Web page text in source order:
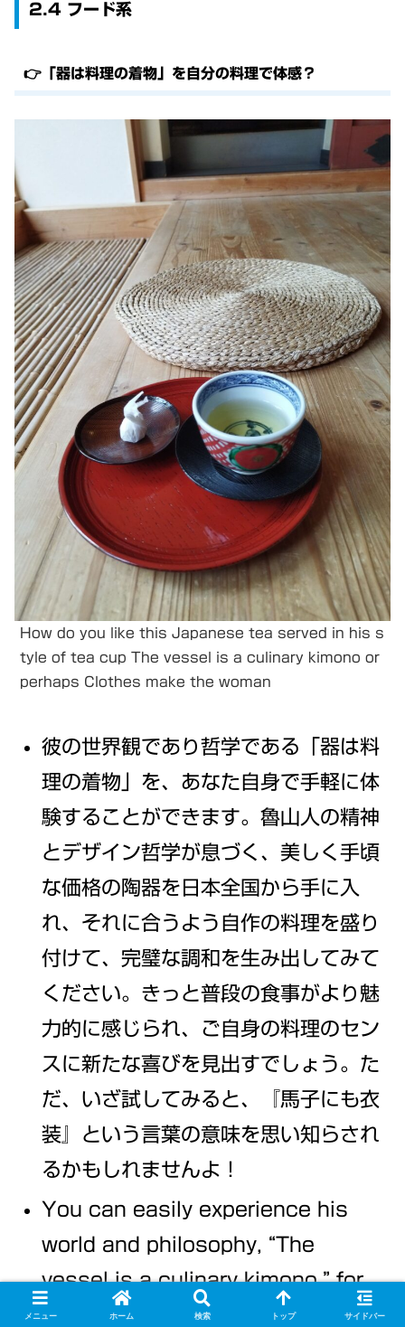
2.4 フード系
👉「器は料理の着物」を自分の料理で体感？
How do you like this Japanese tea served in his s
tyle of tea cup The vessel is a culinary kimono or
perhaps Clothes make the woman
彼の世界観であり哲学である「器は料
理の着物」を、あなた自身で手軽に体
験することができます。魯山人の精神
とデザイン哲学が息づく、美しく手頃
な価格の陶器を日本全国から手に入
れ、それに合うよう自作の料理を盛り
付けて、完璧な調和を生み出してみて
ください。きっと普段の食事がより魅
力的に感じられ、ご自身の料理のセン
スに新たな喜びを見出すでしょう。た
だ、いざ試してみると、『馬子にも衣
装』という言葉の意味を思い知らされ
るかもしれませんよ！
You can easily experience his
world and philosophy, “The
vessel is a culinary kimono,” for
yourself. Acquire beautiful,
メニュー ホーム 検索 トップ サイドバー